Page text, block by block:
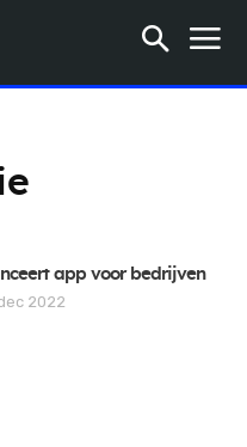
app voor bedrijven
2022